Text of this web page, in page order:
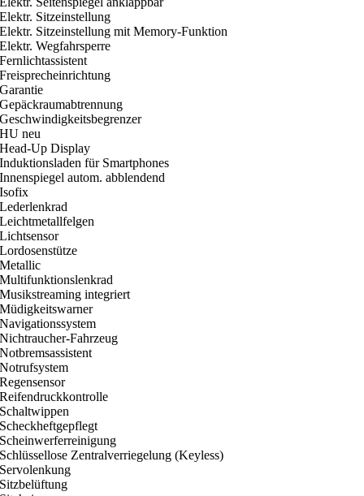
Elektr. Sitzeinstellung
Elektr. Sitzeinstellung mit Memory-Funktion
Elektr. Wegfahrsperre
Fernlichtassistent
Freisprecheinrichtung
Garantie
Gepäckraumabtrennung
Geschwindigkeitsbegrenzer
HU neu
Head-Up Display
Induktionsladen für Smartphones
Innenspiegel autom. abblendend
Isofix
Lederlenkrad
Leichtmetallfelgen
Lichtsensor
Lordosenstütze
Metallic
Multifunktionslenkrad
Musikstreaming integriert
Müdigkeitswarner
Navigationssystem
Nichtraucher-Fahrzeug
Notbremsassistent
Notrufsystem
Regensensor
Reifendruckkontrolle
Schaltwippen
Scheckheftgepflegt
Scheinwerferreinigung
Schlüssellose Zentralverriegelung (Keyless)
Servolenkung
Sitzbelüftung